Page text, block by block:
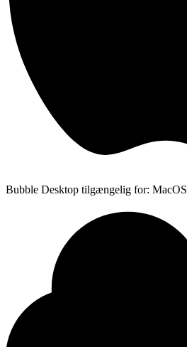
Bubble Desktop tilgængelig for: MacOS